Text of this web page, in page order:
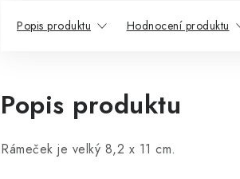
Popis produktu Hodnocení produktu
Popis produktu
Rámeček je velký 8,2 x 11 cm.